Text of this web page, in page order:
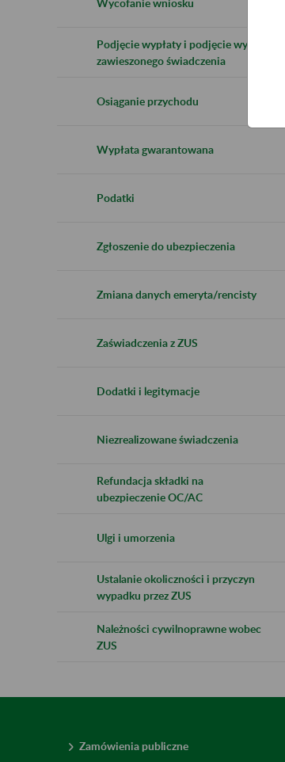
Wycofanie wniosku
Podjęcie wypłaty i podjęcie wypłaty
zawieszonego świadczenia
Osiąganie przychodu
Wypłata gwarantowana
Podatki
Zgłoszenie do ubezpieczenia
Zmiana danych emeryta/rencisty
Zaświadczenia z ZUS
Dodatki i legitymacje
Niezrealizowane świadczenia
Refundacja składki na
ubezpieczenie OC/AC
Ulgi i umorzenia
Ustalanie okoliczności i przyczyn
wypadku przez ZUS
Należności cywilnoprawne wobec
ZUS
Zamówienia publiczne